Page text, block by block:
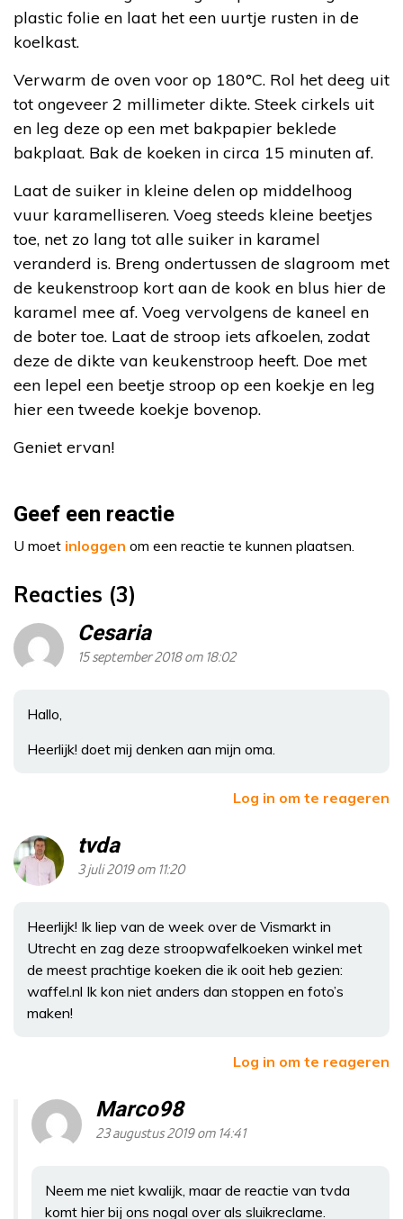
plastic folie en laat het een uurtje rusten in de
koelkast.
Verwarm de oven voor op 180°C. Rol het deeg uit
tot ongeveer 2 millimeter dikte. Steek cirkels uit
en leg deze op een met bakpapier beklede
bakplaat. Bak de koeken in circa 15 minuten af.
Laat de suiker in kleine delen op middelhoog
vuur karamelliseren. Voeg steeds kleine beetjes
toe, net zo lang tot alle suiker in karamel
veranderd is. Breng ondertussen de slagroom met
de keukenstroop kort aan de kook en blus hier de
karamel mee af. Voeg vervolgens de kaneel en
de boter toe. Laat de stroop iets afkoelen, zodat
deze de dikte van keukenstroop heeft. Doe met
een lepel een beetje stroop op een koekje en leg
hier een tweede koekje bovenop.
Geniet ervan!
Geef een reactie
U moet inloggen om een reactie te kunnen plaatsen.
Reacties (3)
Cesaria
15 september 2018 om 18:02
Hallo,
Heerlijk! doet mij denken aan mijn oma.
Log in om te reageren
tvda
3 juli 2019 om 11:20
Heerlijk! Ik liep van de week over de Vismarkt in
Utrecht en zag deze stroopwafelkoeken winkel met
de meest prachtige koeken die ik ooit heb gezien:
waffel.nl Ik kon niet anders dan stoppen en foto’s
maken!
Log in om te reageren
Marco98
23 augustus 2019 om 14:41
Neem me niet kwalijk, maar de reactie van tvda
komt hier bij ons nogal over als sluikreclame.